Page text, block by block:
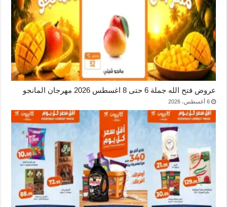
عروض فتح الله جملة 6 حتى 8 اغسطس 2026 مهرجان المانجو
6 أغسطس، 2026